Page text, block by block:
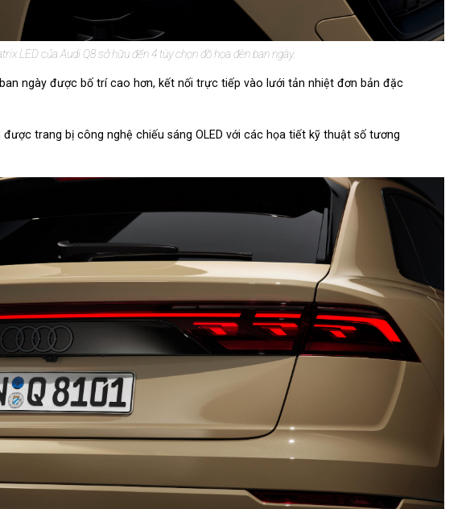
LED của Audi Q8 sở hữu đến 4 tùy chọn đồ họa đèn ban ngày.
ngày được bố trí cao hơn, kết nối trực tiếp vào lưới tản nhiệt đơn bản đặc
trang bị công nghệ chiếu sáng OLED với các họa tiết kỹ thuật số tương